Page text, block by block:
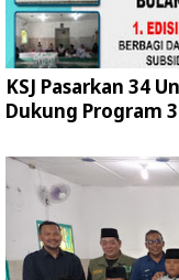
KSJ Pasarkan 34
Dukung Program